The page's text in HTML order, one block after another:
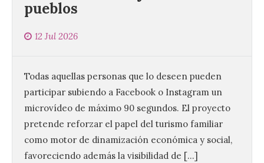
pueblos
12 Jul 2026
Todas aquellas personas que lo deseen pueden
participar subiendo a Facebook o Instagram un
microvídeo de máximo 90 segundos. El proyecto
pretende reforzar el papel del turismo familiar
como motor de dinamización económica y social,
favoreciendo además la visibilidad de […]